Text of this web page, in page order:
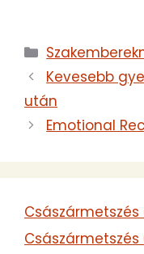
Kategória
Kevesebb
után
Emotional